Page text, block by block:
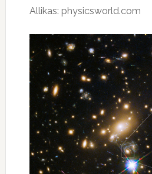
Allikas: physicsworld.com